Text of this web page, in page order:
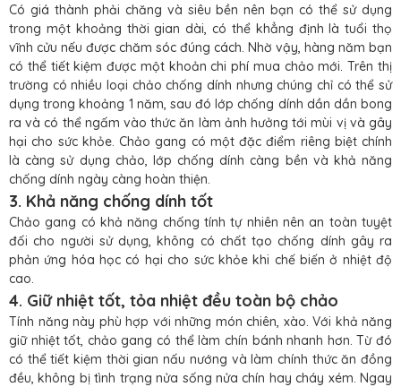
Có giá thành phải chăng và siêu bền nên bạn có thể sử dụng
trong một khoảng thời gian dài, có thể khẳng định là tuổi thọ
vĩnh cửu nếu được chăm sóc đúng cách. Nhờ vậy, hàng năm bạn
có thể tiết kiệm được một khoản chi phí mua chảo mới. Trên thị
trường có nhiều loại chảo chống dính nhưng chúng chỉ có thể sử
dụng trong khoảng 1 năm, sau đó lớp chống dính dần dần bong
ra và có thể ngấm vào thức ăn làm ảnh hưởng tới mùi vị và gây
hại cho sức khỏe. Chảo gang có một đặc điểm riêng biệt chính
là càng sử dụng chảo, lớp chống dính càng bền và khả năng
chống dính ngày càng hoàn thiện.
3. Khả năng chống dính tốt
Chảo gang có khả năng chống tính tự nhiên nên an toàn tuyệt
đối cho người sử dụng, không có chất tạo chống dính gây ra
phản ứng hóa học có hại cho sức khỏe khi chế biến ở nhiệt độ
cao.
4. Giữ nhiệt tốt, tỏa nhiệt đều toàn bộ chảo
Tính năng này phù hợp với những món chiên, xào. Với khả năng
giữ nhiệt tốt, chảo gang có thể làm chín bánh nhanh hơn. Từ đó
có thể tiết kiệm thời gian nấu nướng và làm chính thức ăn đồng
đều, không bị tình trạng nửa sống nửa chín hay cháy xém. Ngay